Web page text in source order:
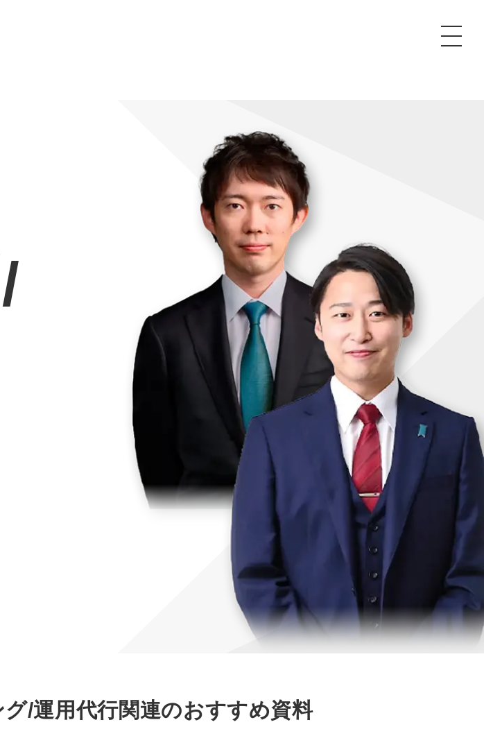
コンサルタント一覧
品質ガイドライン
社内コンペ
定額制Webマーケティング代行『マキトルくん』
定額制営業代行『カリトルくん』
定額制採用代行・RPO『トルトルくん』
営業改善特化の動画制作『動画でカリトルくん』
定額LINE運用代行『LINEマキトルくん』
格安でAI導入支援『あいのりAI』
拡散付1日密着動画制作『まるごと社長』
1本無料で記事を制作『SEOトライアル』
定額制LP制作・改善『最強LP』
採用YouTubeチャンネル構築『トリトル』
広告運用
YouTubeディレクター
ュー
/運用代行関連のおすすめ資料